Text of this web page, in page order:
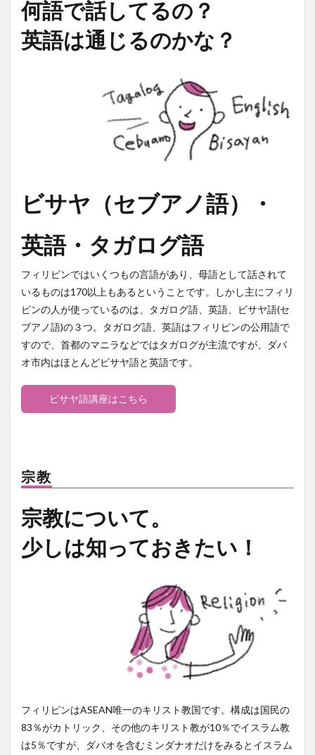
何語で話してるの？
英語は通じるのかな？
ビサヤ（セブアノ語）・
英語・タガログ語
フィリピンではいくつもの言語があり、母語として話されて
いるものは170以上もあるということです。しかし主にフィリ
ピンの人が使っているのは、タガログ語、英語、ビサヤ語(セ
ブアノ語)の３つ。タガログ語、英語はフィリピンの公用語で
すので、首都のマニラなどではタガログが主流ですが、ダバ
オ市内はほとんどビサヤ語と英語です。
ビサヤ語講座はこちら
宗教
宗教について。
少しは知っておきたい！
フィリピンはASEAN唯一のキリスト教国です。構成は国民の
83％がカトリック、その他のキリスト教が10％でイスラム教
は5％ですが、ダバオを含むミンダナオだけをみるとイスラム